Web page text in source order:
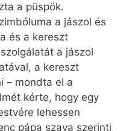
a püspök.
a jászol és
és a kereszt
a jászol
a kereszt
– mondta el a
kérte, hogy egy
lehessen
pápa szava szerinti